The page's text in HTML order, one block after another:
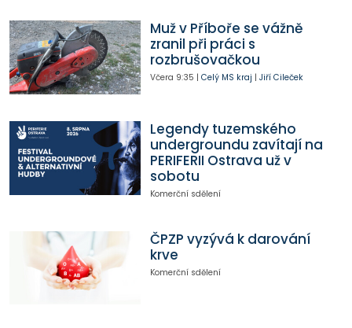
Muž v Příboře se vážně
zranil při práci s
rozbrušovačkou
Včera 9:35 | Celý MS kraj | Jiří Cileček
Legendy tuzemského
undergroundu zavítají na
PERIFERII Ostrava už v
sobotu
Komerční sdělení
ČPZP vyzývá k darování
krve
Komerční sdělení